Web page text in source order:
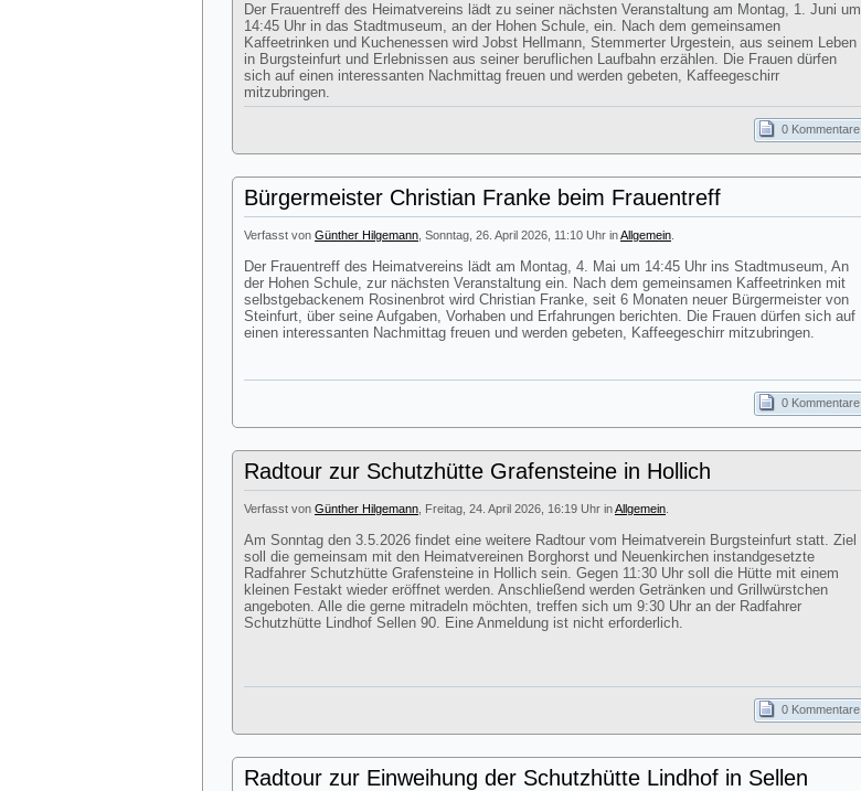
Der Frauentreff des Heimatvereins lädt zu seiner nächsten Veranstaltung am Montag, 1. Juni um
14:45 Uhr in das Stadtmuseum, an der Hohen Schule, ein. Nach dem gemeinsamen
Kaffeetrinken und Kuchenessen wird Jobst Hellmann, Stemmerter Urgestein, aus seinem Leben
in Burgsteinfurt und Erlebnissen aus seiner beruflichen Laufbahn erzählen. Die Frauen dürfen
sich auf einen interessanten Nachmittag freuen und werden gebeten, Kaffeegeschirr
mitzubringen.
0 Kommentare
Bürgermeister Christian Franke beim Frauentreff
Verfasst von Günther Hilgemann , Sonntag, 26. April 2026, 11:10 Uhr inAllgemein
Der Frauentreff des Heimatvereins lädt am Montag, 4. Mai um 14:45 Uhr ins Stadtmuseum, An
der Hohen Schule, zur nächsten Veranstaltung ein. Nach dem gemeinsamen Kaffeetrinken mit
selbstgebackenem Rosinenbrot wird Christian Franke, seit 6 Monaten neuer Bürgermeister von
Steinfurt, über seine Aufgaben, Vorhaben und Erfahrungen berichten. Die Frauen dürfen sich auf
einen interessanten Nachmittag freuen und werden gebeten, Kaffeegeschirr mitzubringen.
0 Kommentare
Radtour zur Schutzhütte Grafensteine in Hollich
Verfasst von Günther Hilgemann , Freitag, 24. April 2026, 16:19 Uhr inAllgemein
Am Sonntag den 3.5.2026 findet eine weitere Radtour vom Heimatverein Burgsteinfurt statt. Ziel
soll die gemeinsam mit den Heimatvereinen Borghorst und Neuenkirchen instandgesetzte
Radfahrer Schutzhütte Grafensteine in Hollich sein. Gegen 11:30 Uhr soll die Hütte mit einem
kleinen Festakt wieder eröffnet werden. Anschließend werden Getränken und Grillwürstchen
angeboten. Alle die gerne mitradeln möchten, treffen sich um 9:30 Uhr an der Radfahrer
Schutzhütte Lindhof Sellen 90. Eine Anmeldung ist nicht erforderlich.
0 Kommentare
Radtour zur Einweihung der Schutzhütte Lindhof in Sellen